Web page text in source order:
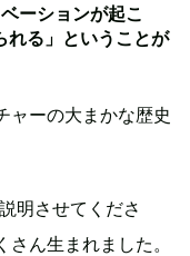
ーションが起こ
れる」ということが
ーの大まかな歴史
明させてくださ
ん生まれました。